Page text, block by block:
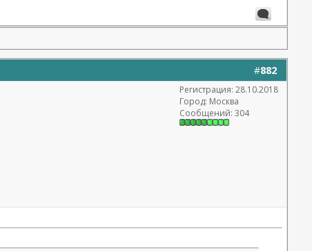
#882
Регистрация: 28.10.2018
Город: Москва
Сообщений: 304